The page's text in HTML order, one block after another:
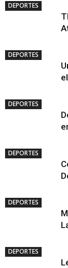
DEPORTES
DEPORTES
DEPORTES
DEPORTES
DEPORTES
DEPORTES